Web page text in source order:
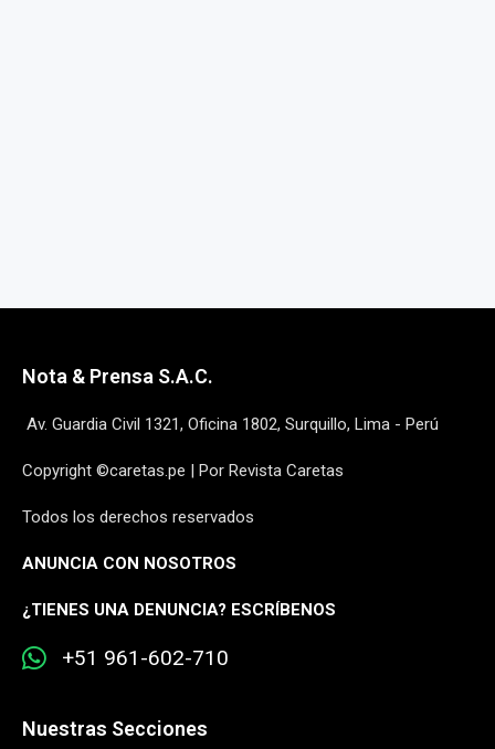
Nota & Prensa S.A.C.
Av. Guardia Civil 1321, Oficina 1802, Surquillo, Lima - Perú
Copyright ©caretas.pe | Por Revista Caretas
Todos los derechos reservados
ANUNCIA CON NOSOTROS
¿TIENES UNA DENUNCIA? ESCRÍBENOS
+51 961-602-710
Nuestras Secciones